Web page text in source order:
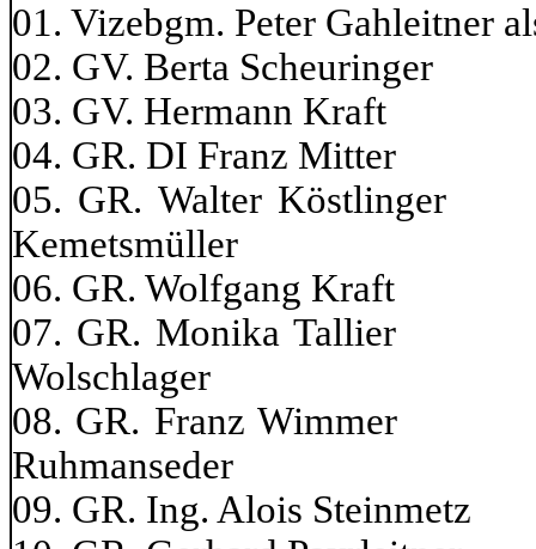
01. Vizebgm. Peter Gahleitner
02. GV. Berta
03. GV. Hermann
04. GR. DI Franz
05. GR. Walter
Kemetsmüller
06. GR. Wolfgang
07. GR. Monika
Wolschlager
08. GR. Franz
Ruhmanseder
09. GR. Ing. Alois